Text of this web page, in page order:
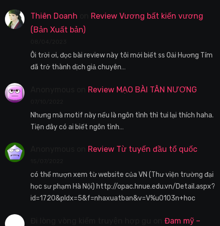
Thiên Doanh
Review Vương bất kiến vương
(Bản Xuất bản)
Ôi trời ơi, đọc bài review này tôi mới biết ss Oải Hương Tím
đã trở thành dịch giả chuyên…
Review MẠO BÀI TÂN NƯƠNG
Nhưng mà motif này nếu là ngôn tình thì tui lại thích haha.
Tiện đây có ai biết ngôn tình…
Review Từ tuyến đầu tổ quốc
có thể mượn xem từ website của VN (Thư viện trường đại
học sư phạm Hà Nội) http://opac.hnue.edu.vn/Detail.aspx?
id=1720&pIdx=5&f=nhaxuatban&v=V%u0103n+hoc
Đam mỹ –